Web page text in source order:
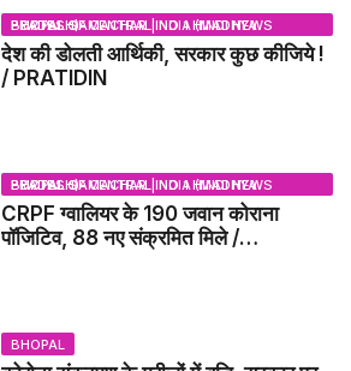
BHOPAL SAMACHAR | NO 1 HINDI NEWS PORTAL OF CENTRAL INDIA (MADHYA PRADESH)
देश की डोलती आर्थिकी, सरकार कुछ कीजिये !
/ PRATIDIN
BHOPAL SAMACHAR | NO 1 HINDI NEWS PORTAL OF CENTRAL INDIA (MADHYA PRADESH)
CRPF ग्वालियर के 190 जवान कोराना
पॉजिटिव, 88 नए संक्रमित मिले /
BHOPAL